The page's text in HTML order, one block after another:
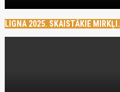
LIGNA 2025. SKAISTĀKIE MIRKĻI.